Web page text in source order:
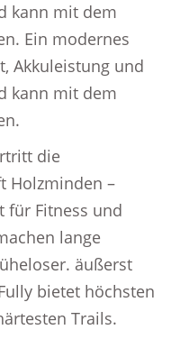
kann mit dem
Ein modernes
Akkuleistung und
kann mit dem
die
Holzminden –
für Fitness und
lange
äußerst
bietet höchsten
Trails.